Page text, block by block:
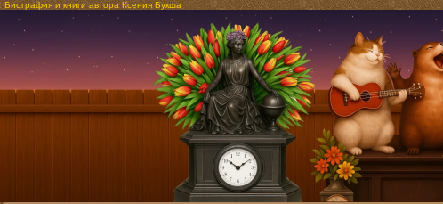
Биография и книги автора Ксения Букша